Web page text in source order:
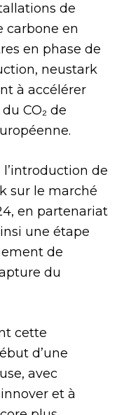
de
carbone en
en phase de
neustark
à accélérer
CO₂ de
de
sur le marché
en partenariat
une étape
de
du
cette
d’une
avec
et à